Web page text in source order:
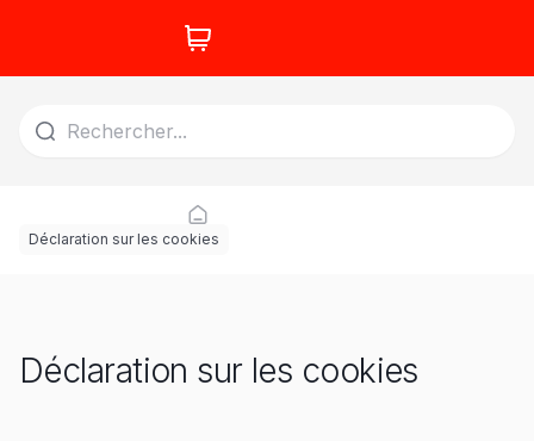
Déclaration sur les cookies
Déclaration sur les cookies